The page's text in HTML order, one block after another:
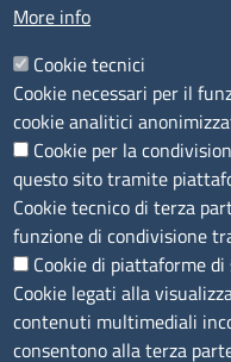
P.IVA01047570906
Codice Fiscale
Codice Univoco per le
LINK UTILI
Segnalazione di illecito
Amministrazione
Accesso riservato
Dichiarazione di
More info
Cookie tecnici
Cookie necessari per il
cookie analitici
Cookie per la
questo sito tramite
Cookie tecnico di terza
funzione di condivisione
Cookie di piattaforme
Cookie legati alla
contenuti multimediali
consentono alla terza